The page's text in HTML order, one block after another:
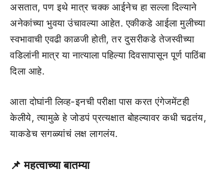
असतात, पण इथे मात्र चक्क आईनेच हा सल्ला दिल्याने
अनेकांच्या भुवया उंचावल्या आहेत. एकीकडे आईला मुलीच्या
स्वभावाची एवढी काळजी होती, तर दुसरीकडे तेजस्वीच्या
वडिलांनी मात्र या नात्याला पहिल्या दिवसापासून पूर्ण पाठिंबा
दिला आहे.
आता दोघांनी लिव्ह-इनची परीक्षा पास करत एंगेजमेंटही
केलीये, त्यामुळे हे जोडपं प्रत्यक्षात बोहल्यावर कधी चढतंय,
याकडेच सगळ्यांचं लक्ष लागलंय.
📌महत्वाच्या बातम्या